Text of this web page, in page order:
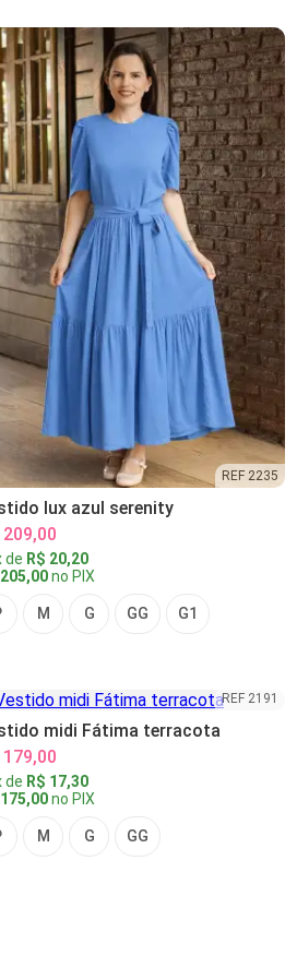
REF 2235
lux azul serenity
209,00
de R$ 20,20
205,00no PIX
M G GG G1
REF 2191
midi Fátima terracota
179,00
de R$ 17,30
175,00no PIX
M G GG